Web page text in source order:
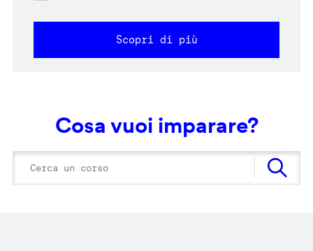
Scopri di più
Cosa vuoi imparare?